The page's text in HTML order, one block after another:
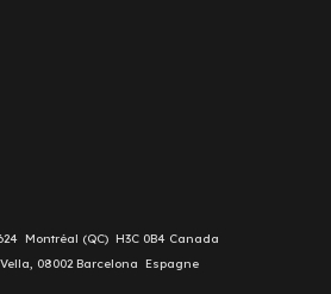
Montréal (QC) H3C 0B4 Canada
08002 Barcelona Espagne